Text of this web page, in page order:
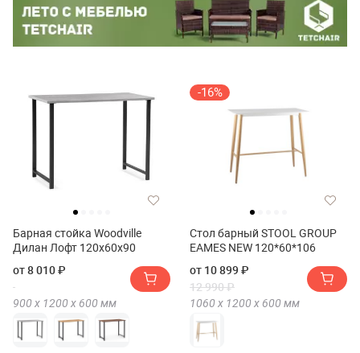
Барная стойка Woodville
Дилан Лофт 120х60х90
от 8 010 ₽
900 х 1200 х 600 мм
-16%
Стол барный STOOL GROUP
EAMES NEW 120*60*106
от 10 899 ₽
12 990 ₽
1060 х 1200 х 600 мм